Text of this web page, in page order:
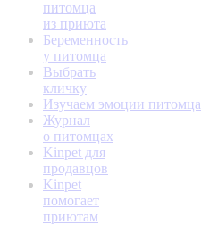
питомца
из приюта
Беременность
у питомца
Выбрать
кличку
Изучаем эмоции питомца
Журнал
о питомцах
Kinpet для
продавцов
Kinpet
помогает
приютам